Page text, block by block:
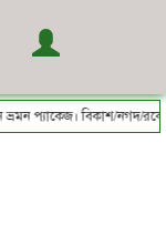
বিকাশ/নগদ/রকেট-এ